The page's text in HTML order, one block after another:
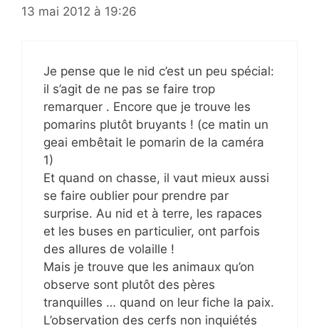
13 mai 2012 à 19:26
Je pense que le nid c’est un peu spécial:
il s’agit de ne pas se faire trop
remarquer . Encore que je trouve les
pomarins plutôt bruyants ! (ce matin un
geai embêtait le pomarin de la caméra
1)
Et quand on chasse, il vaut mieux aussi
se faire oublier pour prendre par
surprise. Au nid et à terre, les rapaces
et les buses en particulier, ont parfois
des allures de volaille !
Mais je trouve que les animaux qu’on
observe sont plutôt des pères
tranquilles … quand on leur fiche la paix.
L’observation des cerfs non inquiétés